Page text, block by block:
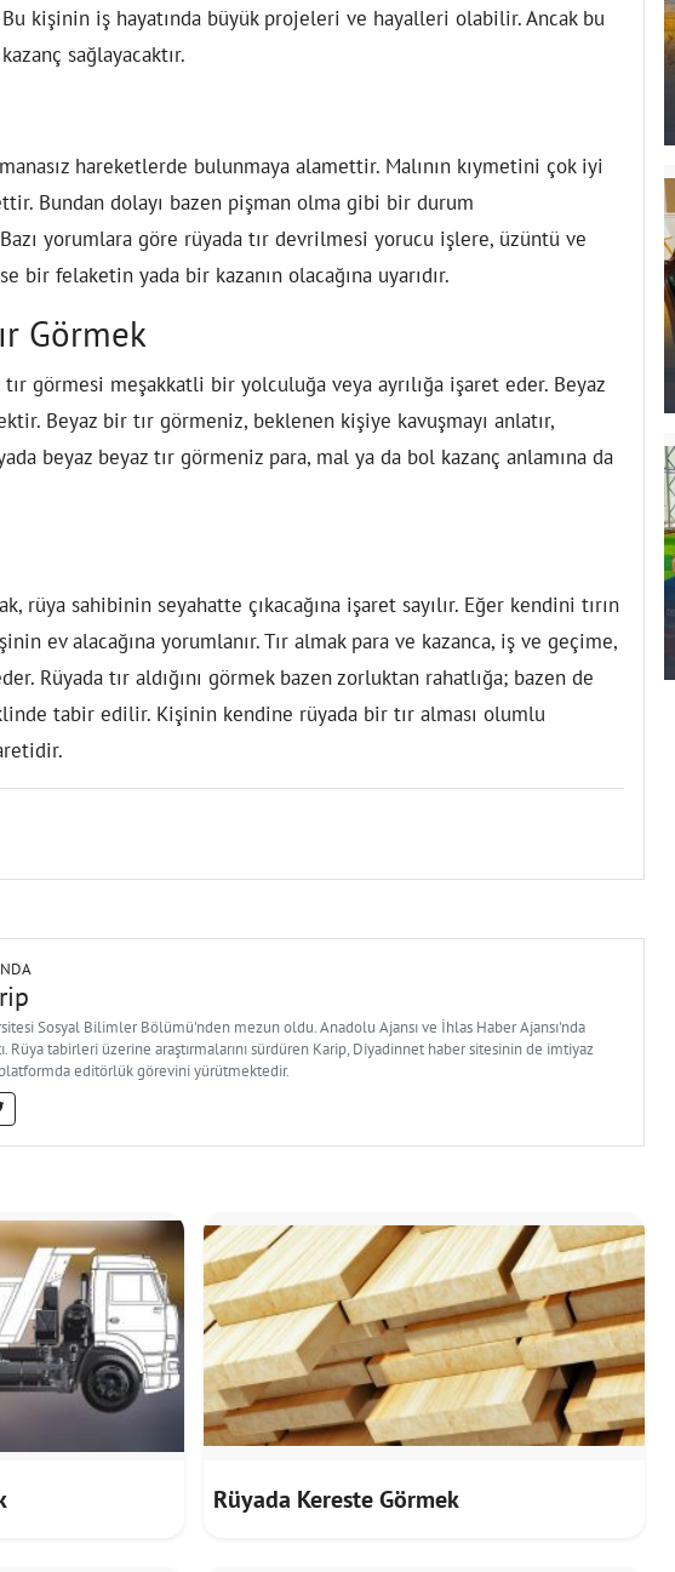
kişinin iş hayatında büyük projeleri ve hayalleri olabilir. Ancak bu
sağlayacaktır.
manasız hareketlerde bulunmaya alamettir. Malının kıymetini çok iyi
Bundan dolayı bazen pişman olma gibi bir durum
yorumlara göre rüyada tır devrilmesi yorucu işlere, üzüntü ve
bir felaketin yada bir kazanın olacağına uyarıdır.
Görmek
görmesi meşakkatli bir yolculuğa veya ayrılığa işaret eder. Beyaz
Beyaz bir tır görmeniz, beklenen kişiye kavuşmayı anlatır,
beyaz beyaz tır görmeniz para, mal ya da bol kazanç anlamına da
rüya sahibinin seyahatte çıkacağına işaret sayılır. Eğer kendini tırın
ev alacağına yorumlanır. Tır almak para ve kazanca, iş ve geçime,
Rüyada tır aldığını görmek bazen zorluktan rahatlığa; bazen de
tabir edilir. Kişinin kendine rüyada bir tır alması olumlu
Sosyal Bilimler Bölümü'nden mezun oldu. Anadolu Ajansı ve İhlas Haber Ajansı'nda
Rüya tabirleri üzerine araştırmalarını sürdüren Karip, Diyadinnet haber sitesinin de imtiyaz
editörlük görevini yürütmektedir.
Rüyada Kereste Görmek